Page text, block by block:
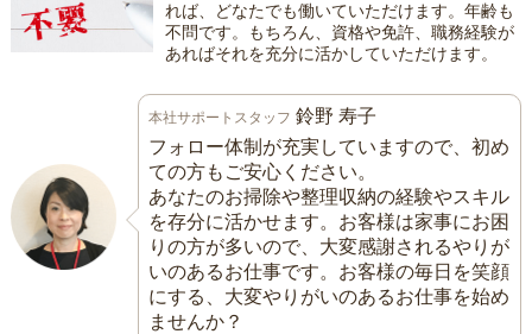
れば、どなたでも働いていただけます。年齢も
不問です。もちろん、資格や免許、職務経験が
あればそれを充分に活かしていただけます。
本社サポートスタッフ 鈴野 寿子
フォロー体制が充実していますので、初め
ての方もご安心ください。
あなたのお掃除や整理収納の経験やスキル
を存分に活かせます。お客様は家事にお困
りの方が多いので、大変感謝されるやりが
いのあるお仕事です。お客様の毎日を笑顔
にする、大変やりがいのあるお仕事を始め
ませんか？